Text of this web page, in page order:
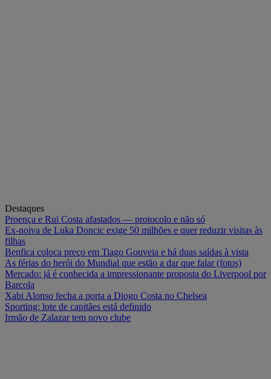
Destaques
Proença e Rui Costa afastados — protocolo e não só
Ex-noiva de Luka Doncic exige 50 milhões e quer reduzir visitas às
filhas
Benfica coloca preço em Tiago Gouveia e há duas saídas à vista
As férias do herói do Mundial que estão a dar que falar (fotos)
Mercado: já é conhecida a impressionante proposta do Liverpool por
Barcola
Xabi Alonso fecha a porta a Diogo Costa no Chelsea
Sporting: lote de capitães está definido
Irmão de Zalazar tem novo clube